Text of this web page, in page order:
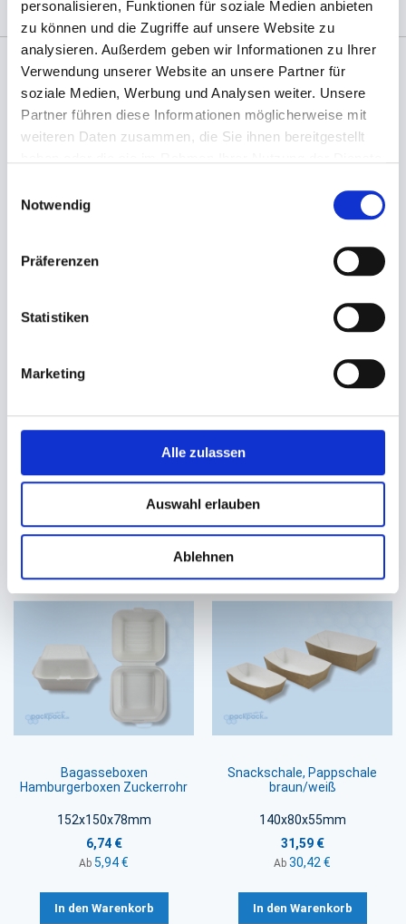
personalisieren, Funktionen für soziale Medien anbieten
zu können und die Zugriffe auf unsere Website zu
analysieren. Außerdem geben wir Informationen zu Ihrer
Verwendung unserer Website an unsere Partner für
soziale Medien, Werbung und Analysen weiter. Unsere
Partner führen diese Informationen möglicherweise mit
weiteren Daten zusammen, die Sie ihnen bereitgestellt
Notwendig
Präferenzen
Statistiken
Marketing
Alle zulassen
Auswahl erlauben
Ablehnen
Angaben zur Informationspflichten der GPSR
Produktsicherheitsverordnung:packpack.de GmbH, Am
In den Warenkorb
Salatschalendeckel rPET
Salatschalen 500/750ml)
22,41 €
Bagasseboxen
Hamburgerboxen Zuckerrohr
152x150x78mm
6,74 €
Ab 5,94 €
In den Warenkorb
Snackschale, Pappschale
braun/weiß
140x80x55mm
31,59 €
Ab 30,42 €
In den Warenkorb